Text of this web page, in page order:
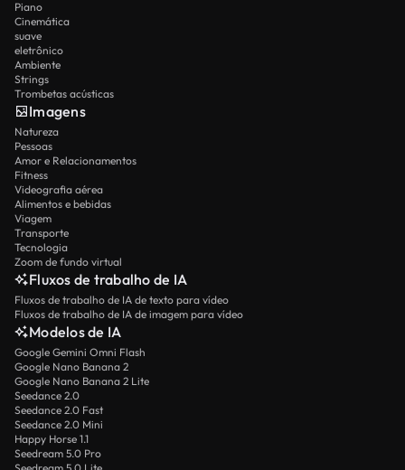
Piano
Cinemática
suave
eletrônico
Ambiente
Strings
Trombetas acústicas
Imagens
Natureza
Pessoas
Amor e Relacionamentos
Fitness
Videografia aérea
Alimentos e bebidas
Viagem
Transporte
Tecnologia
Zoom de fundo virtual
Fluxos de trabalho de IA
Fluxos de trabalho de IA de texto para vídeo
Fluxos de trabalho de IA de imagem para vídeo
Modelos de IA
Google Gemini Omni Flash
Google Nano Banana 2
Google Nano Banana 2 Lite
Seedance 2.0
Seedance 2.0 Fast
Seedance 2.0 Mini
Happy Horse 1.1
Seedream 5.0 Pro